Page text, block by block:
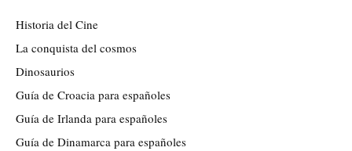
Historia del Cine
La conquista del cosmos
Dinosaurios
Guía de Croacia para españoles
Guía de Irlanda para españoles
Guía de Dinamarca para españoles